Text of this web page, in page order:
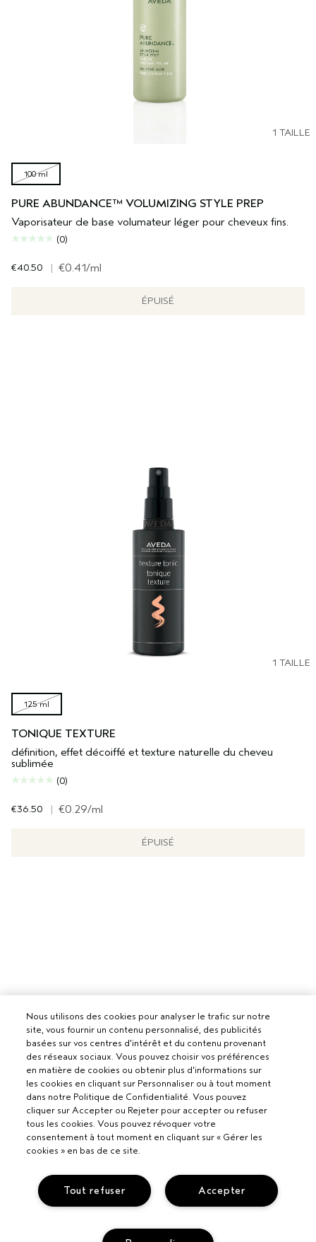
1 TAILLE
100 ml
PURE ABUNDANCE™ VOLUMIZING STYLE PREP
Vaporisateur de base volumateur léger pour cheveux fins.
(0)
€40.50 | €0.41/ml
ÉPUISÉ
1 TAILLE
125 ml
TONIQUE TEXTURE
définition, effet décoiffé et texture naturelle du cheveu
sublimée
(0)
€36.50 | €0.29/ml
ÉPUISÉ
Pour les professionnels
DEVENIR UN SALON AVEDA
Nous utilisons des cookies pour analyser le trafic sur notre
site, vous fournir un contenu personnalisé, des publicités
basées sur vos centres d'intérêt et du contenu provenant
des réseaux sociaux. Vous pouvez choisir vos préférences
en matière de cookies ou obtenir plus d'informations sur
les cookies en cliquant sur Personnaliser ou à tout moment
dans notre Politique de Confidentialité. Vous pouvez
cliquer sur Accepter ou Rejeter pour accepter ou refuser
tous les cookies. Vous pouvez révoquer votre
consentement à tout moment en cliquant sur « Gérer les
cookies » en bas de ce site.
Accepter
Tout refuser